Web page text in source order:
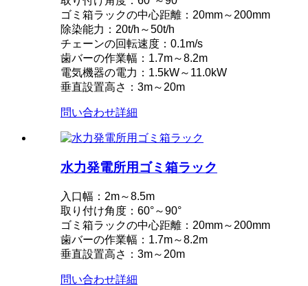
ゴミ箱ラックの中心距離：20mm～200mm
除染能力：20t/h～50t/h
チェーンの回転速度：0.1m/s
歯バーの作業幅：1.7m～8.2m
電気機器の電力：1.5kW～11.0kW
垂直設置高さ：3m～20m
問い合わせ詳細
水力発電所用ゴミ箱ラック
入口幅：2m～8.5m
取り付け角度：60°～90°
ゴミ箱ラックの中心距離：20mm～200mm
歯バーの作業幅：1.7m～8.2m
垂直設置高さ：3m～20m
問い合わせ詳細